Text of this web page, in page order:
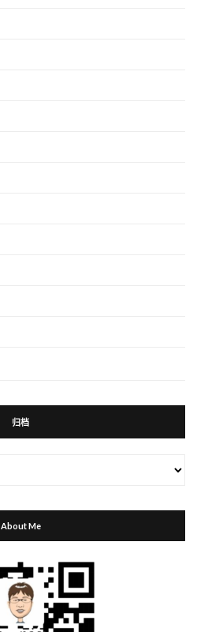
归档
About Me